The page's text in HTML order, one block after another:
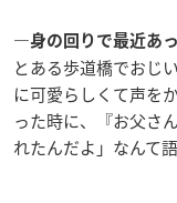
―身の回りで最近あ
とある歩道橋でおじ
に可愛らしくて声を
った時に、『お父さ
れたんだよ」なんて